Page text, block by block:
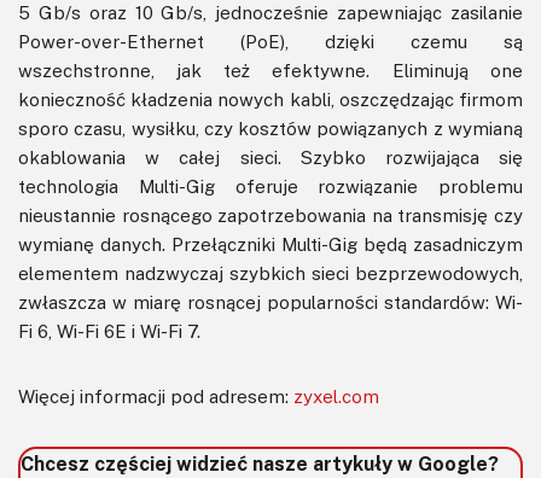
5 Gb/s oraz 10 Gb/s, jednocześnie zapewniając zasilanie
Power-over-Ethernet (PoE), dzięki czemu są
wszechstronne, jak też efektywne. Eliminują one
konieczność kładzenia nowych kabli, oszczędzając firmom
sporo czasu, wysiłku, czy kosztów powiązanych z wymianą
okablowania w całej sieci. Szybko rozwijająca się
technologia Multi-Gig oferuje rozwiązanie problemu
nieustannie rosnącego zapotrzebowania na transmisję czy
wymianę danych. Przełączniki Multi-Gig będą zasadniczym
elementem nadzwyczaj szybkich sieci bezprzewodowych,
zwłaszcza w miarę rosnącej popularności standardów: Wi-
Fi 6, Wi-Fi 6E i Wi-Fi 7.
Więcej informacji pod adresem: zyxel.com
Chcesz częściej widzieć nasze artykuły w Google?